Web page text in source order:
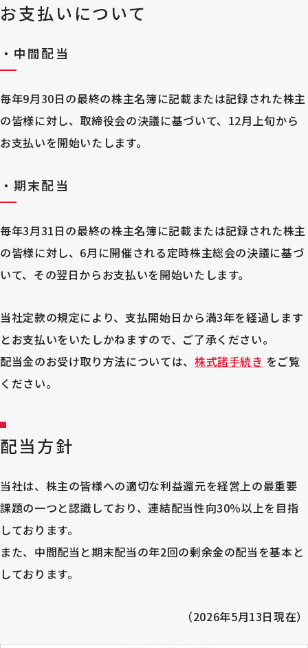
お支払いについて
・中間配当
毎年9月30日の最終の株主名簿に記載または記録された株主
の皆様に対し、取締役会の決議に基づいて、12月上旬から
お支払いを開始いたします。
・期末配当
毎年3月31日の最終の株主名簿に記載または記録された株主
の皆様に対し、6月に開催される定時株主総会の決議に基づ
いて、その翌日からお支払いを開始いたします。
当社定款の規定により、支払開始日から満3年を経過します
とお支払いをいたしかねますので、ご了承ください。
配当金のお受け取り方法については、 株式諸手続き をご覧
ください。
配当方針
当社は、株主の皆様への適切な利益還元を経営上の最重要
課題の一つと認識しており、連結配当性向30％以上を目指
しております。
また、中間配当と期末配当の年2回の剰余金の配当を基本と
しております。
（2026年5月13日現在）